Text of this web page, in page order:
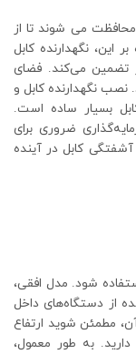
محافظت می شوند تا از
این، نگهدارنده کابل
تضمین می‌کند. فضای
نگهدارنده کابل و
بسیار ساده است.
ضروری برای
کابل در آینده
شود. مدل افقی،
از دستگاه‌های داخل
مطمئن شوید ارتفاع
دارید. به طور معمول،